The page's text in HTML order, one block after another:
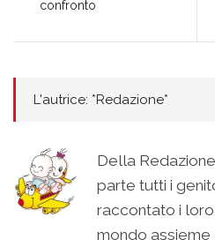
confronto
L'autrice: *Redazione*
Della
parte tutti i
raccontato i
mondo